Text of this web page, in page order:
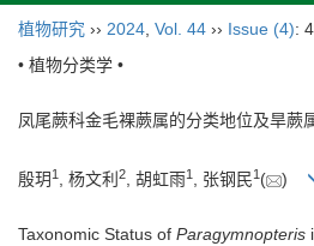
植物研究 ›› 2024 Vol. 44 ›› Issue (4):
• 植物分类学 •
凤尾蕨科金毛裸蕨属的分类地位及旱蕨
殷玥 1 , 杨文利 2, 胡虹雨1 , 张钢民1 ( )
Taxonomic Status of Paragymnopteris